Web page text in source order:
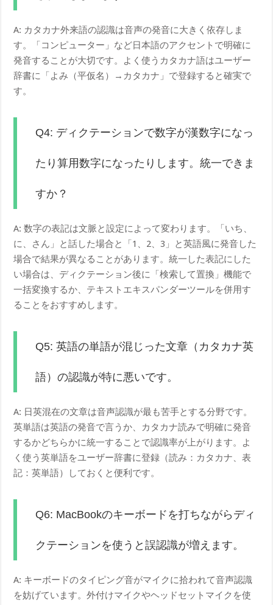
A: カタカナ外来語の認識は音声の発音に大きく依存しま
す。「コンピューター」など日本語のアクセントで明確に
発音することが大切です。よく使うカタカナ語はユーザー
辞書に「よみ（平仮名）→カタカナ」で登録すると確実で
す。
Q4: ディクテーションで数字が漢数字になっ
たり算用数字になったりします。統一できま
すか？
A: 数字の表記は文脈と設定によって変わります。「いち、
に、さん」と話した場合と「1、2、3」と英語風に発音した
場合で結果が異なることがあります。統一した表記にした
い場合は、ディクテーション後に「検索して置換」機能で
一括変換するか、テキストエキスパンダーツールを併用す
ることをおすすめします。
Q5: 英語の単語が混じった文章（カタカナ英
語）の認識が特に悪いです。
A: 日英混在の文章は音声認識が最も苦手とする分野です。
英単語は英語の発音で言うか、カタカナ読みで明確に発音
するかどちらかに統一することで認識率が上がります。よ
く使う英単語をユーザー辞書に登録（読み：カタカナ、表
記：英単語）しておくと便利です。
Q6: MacBookのキーボードを打ちながらディ
クテーションを使うと誤認識が増えます。
A: キーボードのタイピング音がマイクに拾われて音声認識
を妨げています。外付けマイクやヘッドセットマイクを使